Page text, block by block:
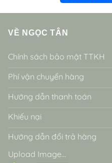
VỀ NGỌC TÂN
Chính sách bảo mật TTKH
Phí vận chuyển hàng
Hướng dẫn thanh toán
Khiếu nại
Hướng dẫn đổi trả hàng
Upload Image...